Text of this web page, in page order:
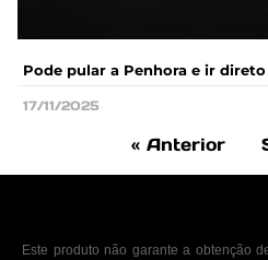
Pode pular a Penhora e ir
17/11/2025
« Anterior
Este produto não garante a obtenção